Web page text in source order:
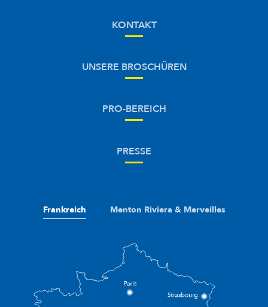
KONTAKT
UNSERE BROSCHÜREN
PRO-BEREICH
PRESSE
Frankreich Menton Riviera & Merveilles